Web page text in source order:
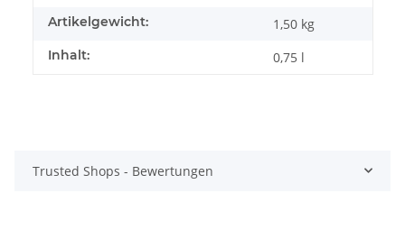
Artikelgewicht: 1,50 kg
Inhalt: 0,75 l
Trusted Shops - Bewertungen